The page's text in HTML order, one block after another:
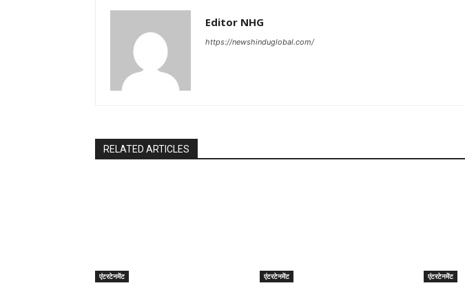
Editor NHG
https://newshinduglobal.com/
RELATED ARTICLES
एंटरटेनमेंट एंटरटेनमेंट एंटरटेनमेंट